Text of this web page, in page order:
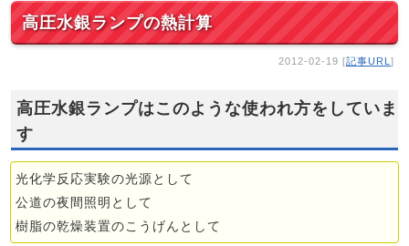
高圧水銀ランプの熱計算
2012-02-19 [記事URL ]
高圧水銀ランプはこのような使われ方をしていま
す
光化学反応実験の光源として
公道の夜間照明として
樹脂の乾燥装置のこうげんとして